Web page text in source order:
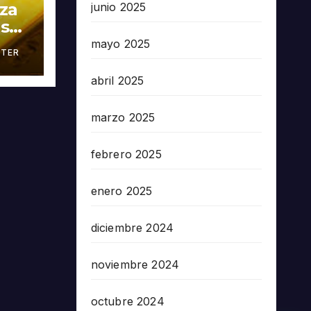
junio 2025
mayo 2025
abril 2025
marzo 2025
febrero 2025
enero 2025
diciembre 2024
noviembre 2024
octubre 2024